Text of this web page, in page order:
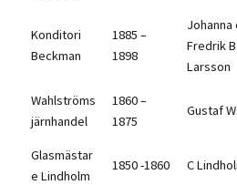
Konditori
Beckman
1885 –
1898
Johanna
Fredrik
Larsson
Wahlströms
järnhandel
1860 –
1875
Gustaf
Glasmästar
e Lindholm
1850 -1860 C